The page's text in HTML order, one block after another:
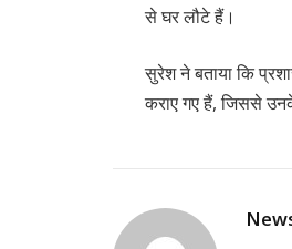
से घर लौटे हैं।
सुरेश ने बताया कि
कराए गए हैं, जिससे